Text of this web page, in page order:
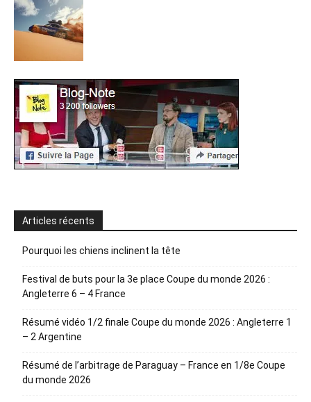
Articles récents
Pourquoi les chiens inclinent la tête
Festival de buts pour la 3e place Coupe du monde 2026 :
Angleterre 6 – 4 France
Résumé vidéo 1/2 finale Coupe du monde 2026 : Angleterre 1
– 2 Argentine
Résumé de l’arbitrage de Paraguay – France en 1/8e Coupe
du monde 2026